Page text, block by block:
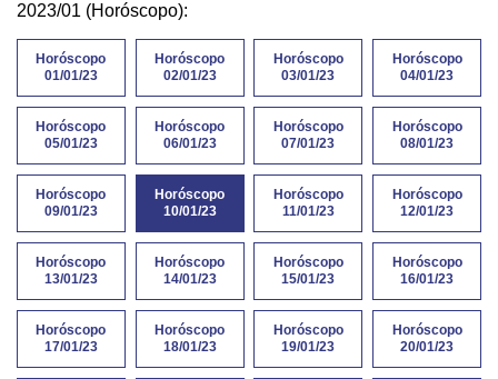
2023/01 (Horóscopo):
Horóscopo
01/01/23
Horóscopo
02/01/23
Horóscopo
03/01/23
Horóscopo
04/01/23
Horóscopo
05/01/23
Horóscopo
06/01/23
Horóscopo
07/01/23
Horóscopo
08/01/23
Horóscopo
09/01/23
Horóscopo
10/01/23
Horóscopo
11/01/23
Horóscopo
12/01/23
Horóscopo
13/01/23
Horóscopo
14/01/23
Horóscopo
15/01/23
Horóscopo
16/01/23
Horóscopo
17/01/23
Horóscopo
18/01/23
Horóscopo
19/01/23
Horóscopo
20/01/23